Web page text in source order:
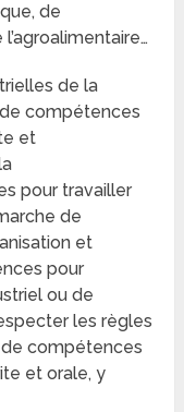
de
de la
compétences
et
pour travailler
de
et
pour
ou de
les règles
compétences
et orale, y